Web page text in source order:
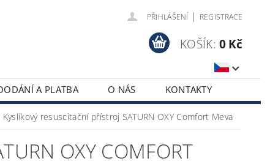
PŘIHLÁŠENÍ | REGISTRACE
KOŠÍK: 0 Kč
A PLATBA O NÁS KONTAKTY
Kyslíkový resuscitační přístroj SATURN OXY Comfort Meva
OXY COMFORT